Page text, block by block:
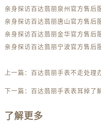
上一篇： 百达翡丽手表不走处理
下一篇： 百达翡丽手表表耳掉了
了解更多